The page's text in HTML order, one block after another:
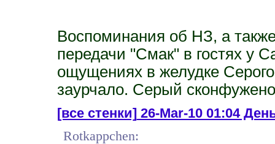
Воспоминания об НЗ, а
передачи "Смак" в гостях у
ощущениях в желудке
заурчало. Серый
[все стенки]26-Mar-10 01:04
Rotkappchen: